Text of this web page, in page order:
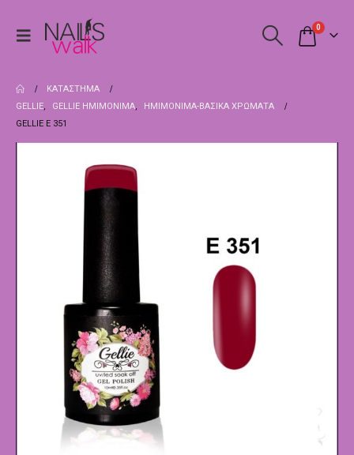
0
ΚΑΤΆΣΤΗΜΑ
GELLIE, GELLIE ΗΜΙΜΌΝΙΜΑ,
ΗΜΙΜΌΝΙΜΑ-ΒΑΣΙΚΆ ΧΡΏΜΑΤΑ
GELLIE E 351